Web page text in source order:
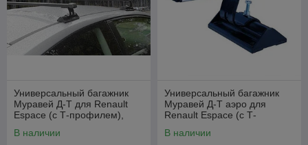
Универсальный багажник
Муравей Д-Т для Renault
Espace (с Т-профилем),
В наличии
Универсальный багажник
Муравей Д-Т аэро для
Renault Espace (с Т-
В наличии